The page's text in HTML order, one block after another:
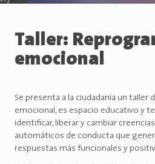
Taller:
emocional
Se presenta a la ciudadanía un taller
emocional, es espacio educativo y
identificar, liberar y cambiar
automáticos de conducta que
respuestas más funcionales y